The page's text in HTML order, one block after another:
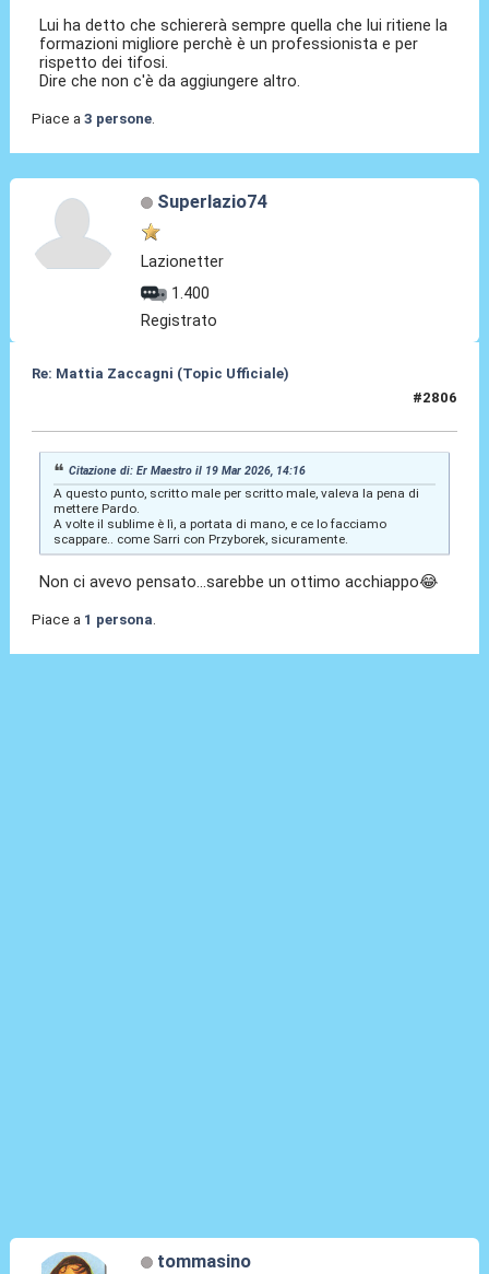
Lui ha detto che schiererà sempre quella che lui ritiene la
formazioni migliore perchè è un professionista e per
rispetto dei tifosi.
Dire che non c'è da aggiungere altro.
Piace a 3 persone.
Superlazio74
Lazionetter
1.400
Registrato
Re: Mattia Zaccagni (Topic Ufficiale)
#2806
Citazione di: Er Maestro il 19 Mar 2026, 14:16
A questo punto, scritto male per scritto male, valeva la pena di
mettere Pardo.
A volte il sublime è lì, a portata di mano, e ce lo facciamo
scappare.. come Sarri con Przyborek, sicuramente.
Non ci avevo pensato...sarebbe un ottimo acchiappo😂
Piace a 1 persona
tommasino